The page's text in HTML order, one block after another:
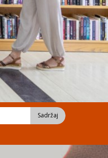
Sadržaj